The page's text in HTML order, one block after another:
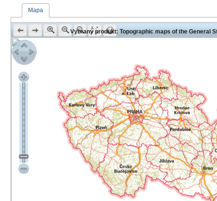
Mapa
Vybraný produkt: Topographic maps of the General